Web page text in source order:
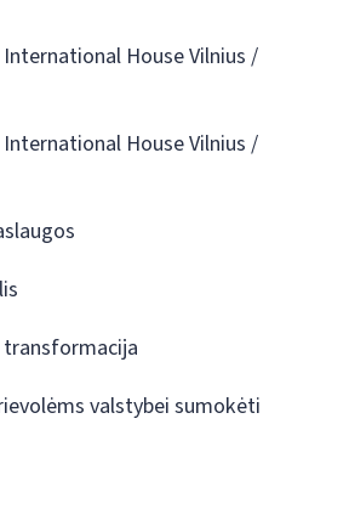
House Vilnius /
House Vilnius /
valstybei sumokėti